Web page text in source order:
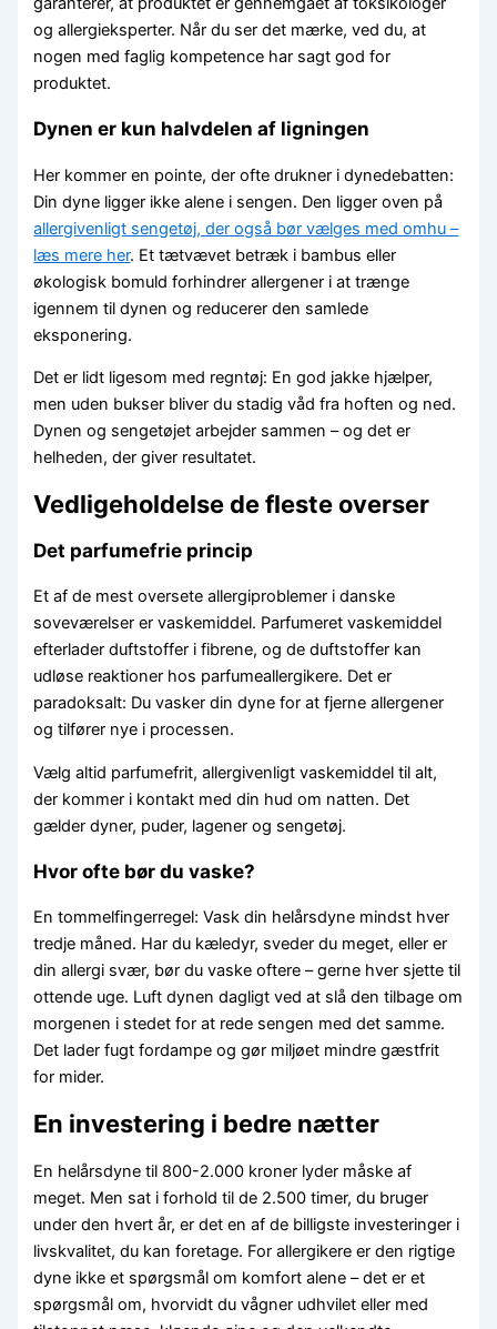
og allergieksperter. Når du ser det mærke, ved du, at
nogen med faglig kompetence har sagt god for
produktet.
Dynen er kun halvdelen af ligningen
Her kommer en pointe, der ofte drukner i dynedebatten:
Din dyne ligger ikke alene i sengen. Den ligger oven på
allergivenligt sengetøj, der også bør vælges med omhu –
læs mere her. Et tætvævet betræk i bambus eller
økologisk bomuld forhindrer allergener i at trænge
igennem til dynen og reducerer den samlede
eksponering.
Det er lidt ligesom med regntøj: En god jakke hjælper,
men uden bukser bliver du stadig våd fra hoften og ned.
Dynen og sengetøjet arbejder sammen – og det er
helheden, der giver resultatet.
Vedligeholdelse de fleste overser
Det parfumefrie princip
Et af de mest oversete allergiproblemer i danske
soveværelser er vaskemiddel. Parfumeret vaskemiddel
efterlader duftstoffer i fibrene, og de duftstoffer kan
udløse reaktioner hos parfumeallergikere. Det er
paradoksalt: Du vasker din dyne for at fjerne allergener
og tilfører nye i processen.
Vælg altid parfumefrit, allergivenligt vaskemiddel til alt,
der kommer i kontakt med din hud om natten. Det
gælder dyner, puder, lagener og sengetøj.
Hvor ofte bør du vaske?
En tommelfingerregel: Vask din helårsdyne mindst hver
tredje måned. Har du kæledyr, sveder du meget, eller er
din allergi svær, bør du vaske oftere – gerne hver sjette til
ottende uge. Luft dynen dagligt ved at slå den tilbage om
morgenen i stedet for at rede sengen med det samme.
Det lader fugt fordampe og gør miljøet mindre gæstfrit
for mider.
En investering i bedre nætter
En helårsdyne til 800-2.000 kroner lyder måske af
meget. Men sat i forhold til de 2.500 timer, du bruger
under den hvert år, er det en af de billigste investeringer i
livskvalitet, du kan foretage. For allergikere er den rigtige
dyne ikke et spørgsmål om komfort alene – det er et
spørgsmål om, hvorvidt du vågner udhvilet eller med